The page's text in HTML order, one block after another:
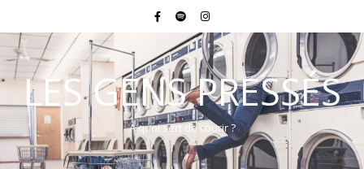
LES GENS PRESSÉS
A quoi sert de courir ?